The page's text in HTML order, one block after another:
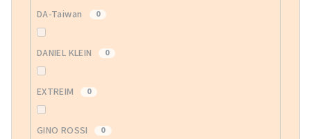
DA-Taiwan 0
DANIEL KLEIN 0
EXTREIM 0
GINO ROSSI 0